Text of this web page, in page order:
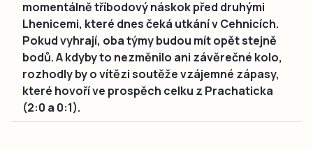
momentálně tříbodový náskok před druhými
Lhenicemi, které dnes čeká utkání v Cehnicích.
Pokud vyhrají, oba týmy budou mít opět stejně
bodů. A kdyby to nezměnilo ani závěrečné kolo,
rozhodly by o vítězi soutěže vzájemné zápasy,
které hovoří ve prospěch celku z Prachaticka
(2:0 a 0:1).